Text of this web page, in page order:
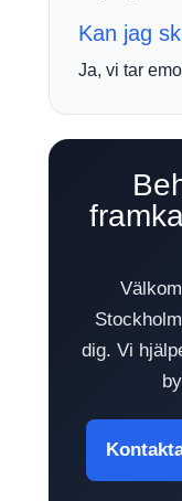
Kan jag
Ja, vi tar
dig. Vi